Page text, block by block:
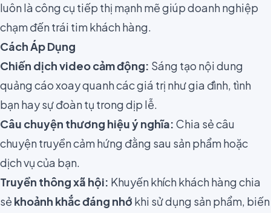
luôn là công cụ tiếp thị mạnh mẽ giúp doanh nghiệp
chạm đến trái tim khách hàng.
Cách Áp Dụng
Chiến dịch video cảm động: Sáng tạo nội dung
quảng cáo xoay quanh các giá trị như gia đình, tình
bạn hay sự đoàn tụ trong dịp lễ.
Câu chuyện thương hiệu ý nghĩa: Chia sẻ câu
chuyện truyền cảm hứng đằng sau sản phẩm hoặc
dịch vụ của bạn.
Truyền thông xã hội: Khuyến khích khách hàng chia
sẻ khoảnh khắc đáng nhớ khi sử dụng sản phẩm, biến